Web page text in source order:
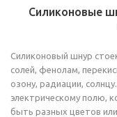
Силиконовые
Силиконовый шнур
солей, фенолам,
озону, радиации,
электрическому полю,
быть разных цветов